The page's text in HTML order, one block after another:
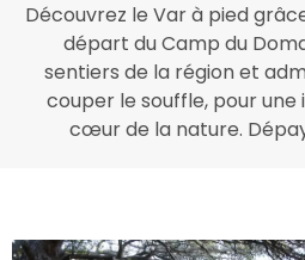
Découvrez le Var à pied
départ du Camp du
sentiers de la région et
couper le souffle, pour
cœur de la nature.